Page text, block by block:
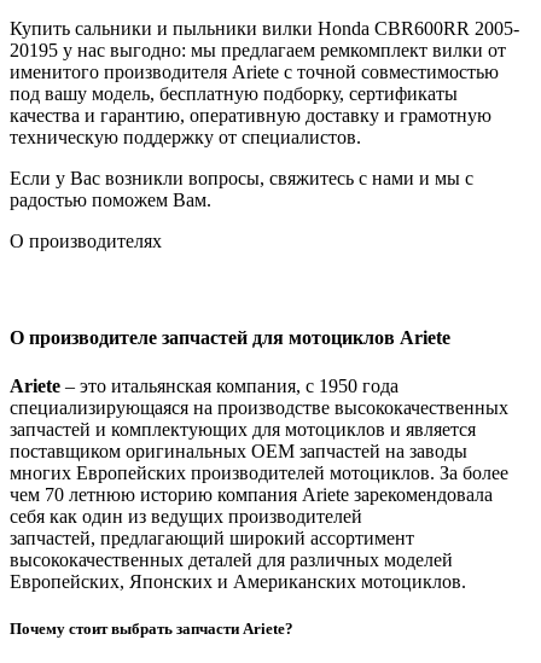
Купить сальники и пыльники вилки Honda CBR600RR 2005-
20195 у нас выгодно: мы предлагаем ремкомплект вилки от
именитого производителя Ariete с точной совместимостью
под вашу модель, бесплатную подборку, сертификаты
качества и гарантию, оперативную доставку и грамотную
техническую поддержку от специалистов.
Если у Вас возникли вопросы, свяжитесь с нами и мы с
радостью поможем Вам.
О производителях
О производителе запчастей для мотоциклов Ariete
Ariete – это итальянская компания, с 1950 года
специализирующаяся на производстве высококачественных
запчастей и комплектующих для мотоциклов и является
поставщиком оригинальных OEM запчастей на заводы
многих Европейских производителей мотоциклов. За более
чем 70 летнюю историю компания Ariete зарекомендовала
себя как один из ведущих производителей
запчастей, предлагающий широкий ассортимент
высококачественных деталей для различных моделей
Европейских, Японских и Американских мотоциклов.
Почему стоит выбрать запчасти Ariete?